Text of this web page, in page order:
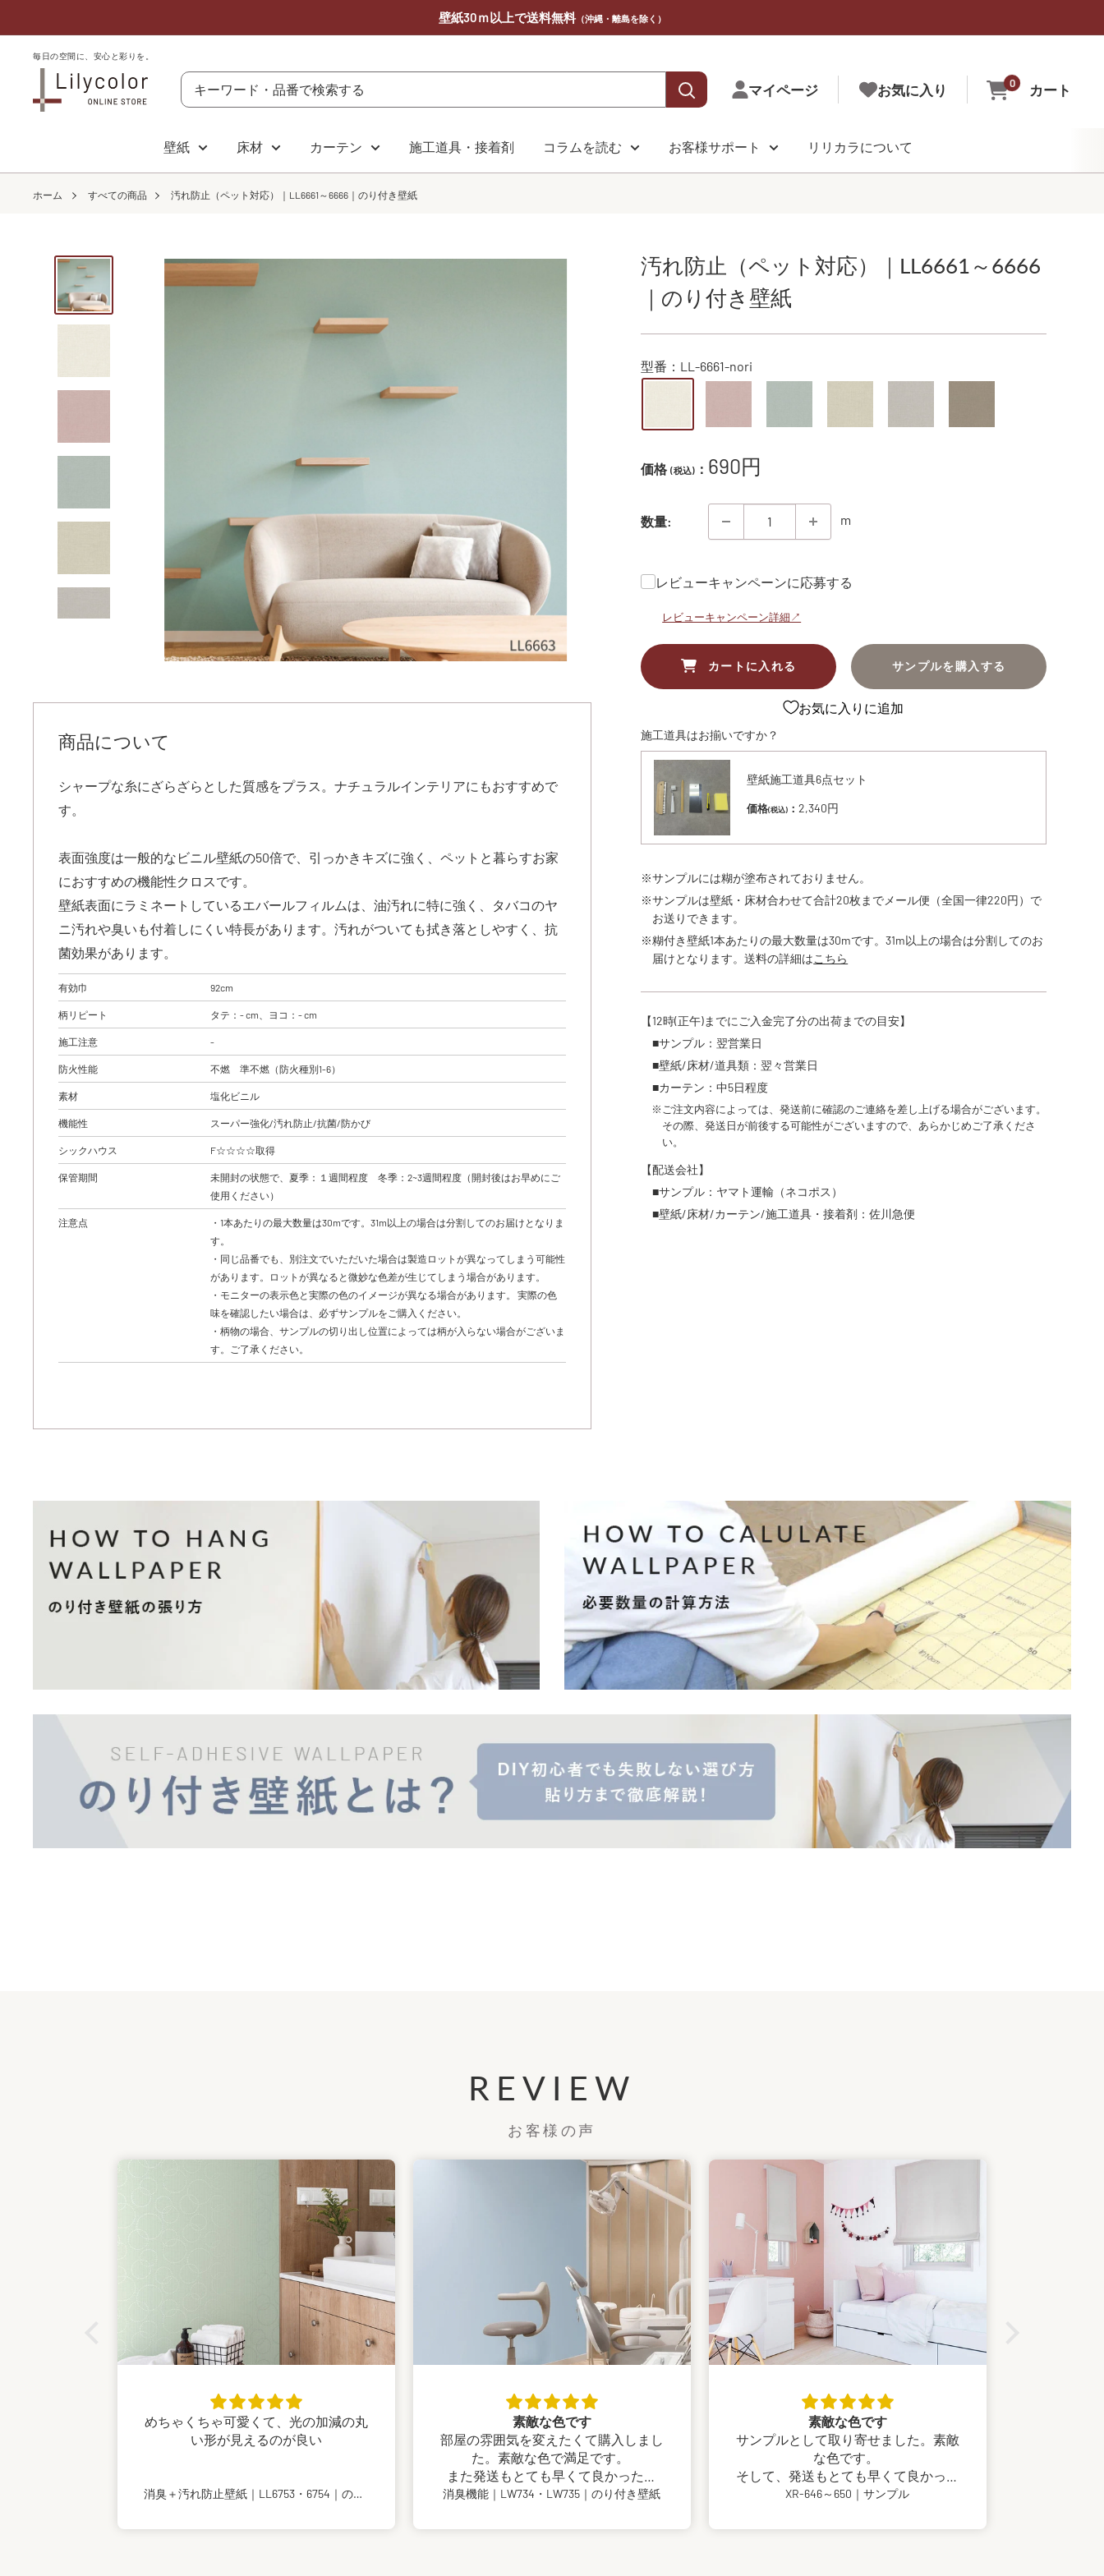
ン
キ
壁紙30ｍ以上で送料無料（沖縄・離島を除く）
毎​日の​空間に、​安心と​彩りを。
リ
オ
ン
マイページ お気に入り 0 カート
壁紙 床材 カーテン 施工道具・接着剤 コラムを読む お客様サポート リリカラについて
ホーム すべての商品 汚れ防止（ペット対応）｜LL6661～6666｜のり付き壁紙
汚れ防止（ペット対応）｜LL6661～6666
｜のり付き壁紙
型番： LL-6661-nori
価格 (税込)： 販
価
格
690円
数量: m
レビューキャンペーンに応募する
レビューキャンペーン詳細↗
カートに入れる サンプルを購入する
お気に入りに追加
施工道具はお揃いですか？
壁紙施工道具6点セット
価格(税込)： 2,340円
※サンプルには糊が塗布されておりません。
※サンプルは壁紙・床材合わせて合計20枚までメール便（全国一律220円）で
お送りできます。
※糊付き壁紙1本あたりの最大数量は30mです。31m以上の場合は分割してのお
届けとなります。送料の詳細はこちら
【12時(正午)までにご入金完了分の出荷までの目安】
■サンプル：翌営業日
■壁紙/床材/道具類：翌々営業日
■カーテン：中5日程度
※ご注文内容によっては、発送前に確認のご連絡を差し上げる場合がございます。
その際、発送日が前後する可能性がございますので、あらかじめご了承くださ
い。
【配送会社】
■サンプル：ヤマト運輸（ネコポス）
■壁紙/床材/カーテン/施工道具・接着剤：佐川急便
商品について
シャープな糸にざらざらとした質感をプラス。ナチュラルインテリアにもおすすめで
す。
表面強度は一般的なビニル壁紙の50倍で、引っかきキズに強く、ペットと暮らすお家
におすすめの機能性クロスです。
壁紙表面にラミネートしているエバールフィルムは、油汚れに特に強く、タバコのヤ
ニ汚れや臭いも付着しにくい特長があります。汚れがついても拭き落としやすく、抗
菌効果があります。
有効巾 92cm
柄リピート タテ：- cm、ヨコ：- cm
施工注意 -
防火性能 不燃 準不燃（防火種別1-6）
素材 塩化ビニル
機能性 スーパー強化/汚れ防止/抗菌/防かび
シックハウス F☆☆☆☆取得
保管期間
未開封の状態で、夏季：１週間程度 冬季：2~3週間程度（開封後はお早めにご
使用ください）
注意点
・1本あたりの最大数量は30mです。31m以上の場合は分割してのお届けとなりま
す。
・同じ品番でも、別注文でいただいた場合は製造ロットが異なってしまう可能性
があります。ロットが異なると微妙な色差が生じてしまう場合があります。
・モニターの表示色と実際の色のイメージが異なる場合があります。 実際の色
味を確認したい場合は、必ずサンプルをご購入ください。
・柄物の場合、サンプルの切り出し位置によっては柄が入らない場合がございま
す。ご了承ください。
REVIEW
お客様の声
めちゃくちゃ可愛くて、光の加減の丸
い形が見えるのが良い
消臭＋汚れ防止壁紙｜LL6753・6754｜のり付き壁紙
素敵な色です
部屋の雰囲気を変えたくて購入しまし
た。素敵な色で満足です。
また発送もとても早くて良かったで
す。
消臭機能｜LW734・LW735｜のり付き壁紙
素敵な色です
サンプルとして取り寄せました。素敵
な色です。
そして、発送もとても早くて良かった
です。
XR-646～650｜サンプル